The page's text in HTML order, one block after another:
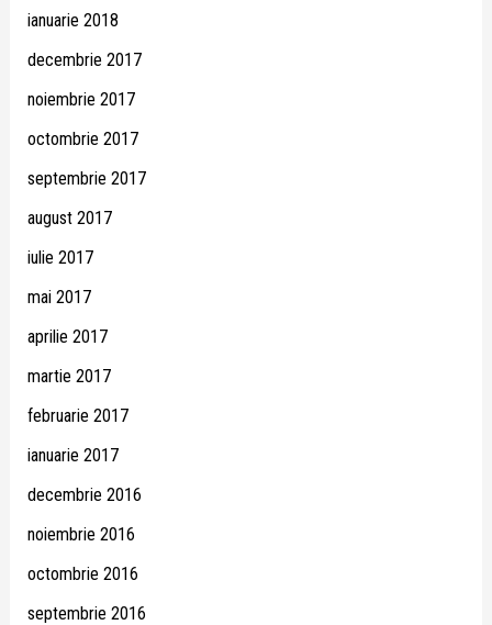
ianuarie 2018
decembrie 2017
noiembrie 2017
octombrie 2017
septembrie 2017
august 2017
iulie 2017
mai 2017
aprilie 2017
martie 2017
februarie 2017
ianuarie 2017
decembrie 2016
noiembrie 2016
octombrie 2016
septembrie 2016